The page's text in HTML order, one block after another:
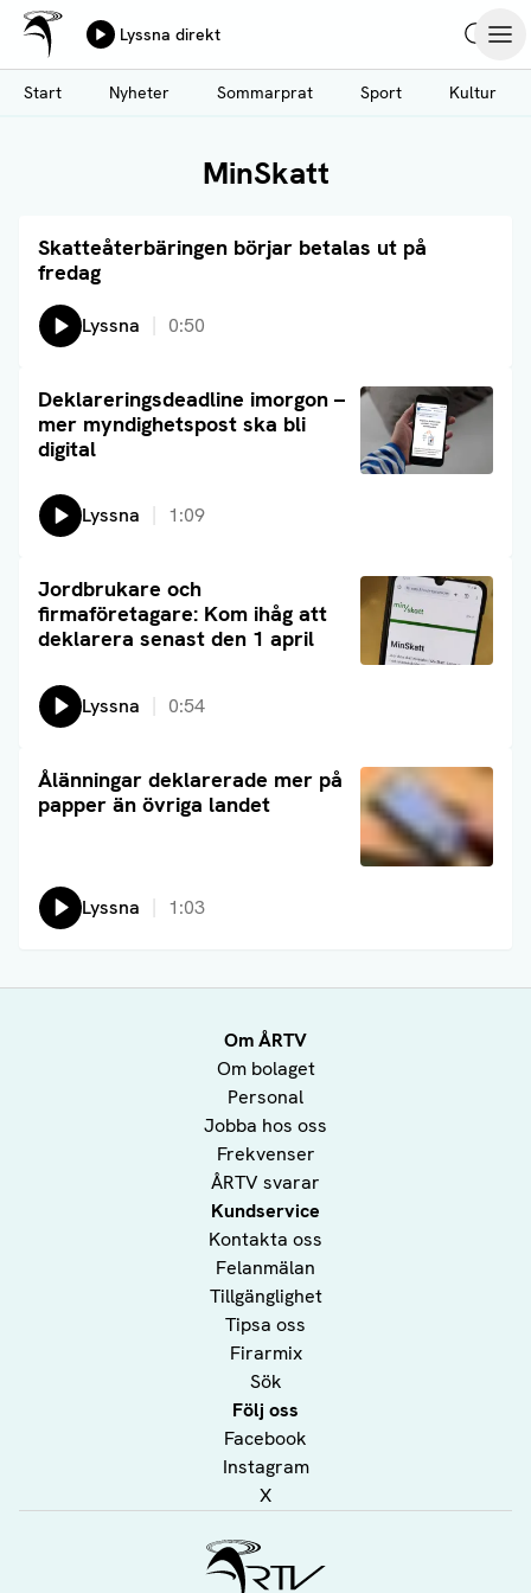
Hoppa
till
huvudinnehåll
Ålands Radio & TV
Lyssna direkt
Start
Nyheter Sommarprat Sport Kultur
MinSkatt
Skatteåterbäringen börjar betalas ut på
fredag
Läs artikel
Lyssna på:
Lyssna 0:50
Deklareringsdeadline imorgon –
mer myndighetspost ska bli
digital
Läs artikel
Lyssna 1:09
Jordbrukare och
firmaföretagare: Kom ihåg att
deklarera senast den 1 april
Läs artikel
Lyssna 0:54
Ålänningar deklarerade mer på
papper än övriga landet
Läs artikel
Lyssna 1:03
Om ÅRTV
Om bolaget
Personal
Jobba hos oss
Frekvenser
ÅRTV svarar
Kundservice
Kontakta oss
Felanmälan
Tillgänglighet
Tipsa oss
Firarmix
Sök
Följ oss
Facebook
Instagram
X